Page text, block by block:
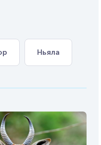
Ньяла